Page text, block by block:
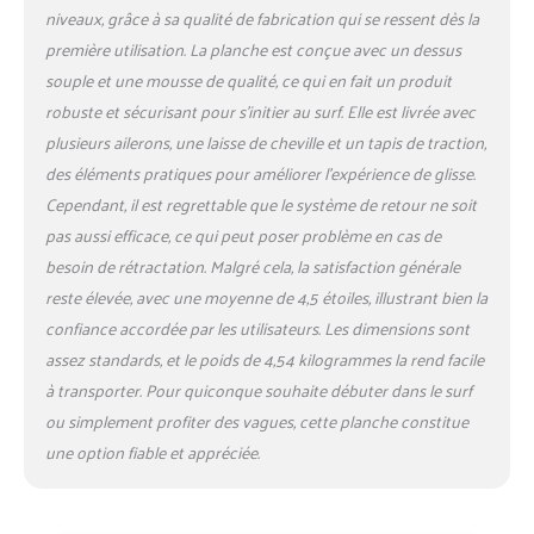
niveaux, grâce à sa qualité de fabrication qui se ressent dès la
première utilisation. La planche est conçue avec un dessus
souple et une mousse de qualité, ce qui en fait un produit
robuste et sécurisant pour s’initier au surf. Elle est livrée avec
plusieurs ailerons, une laisse de cheville et un tapis de traction,
des éléments pratiques pour améliorer l’expérience de glisse.
Cependant, il est regrettable que le système de retour ne soit
pas aussi efficace, ce qui peut poser problème en cas de
besoin de rétractation. Malgré cela, la satisfaction générale
reste élevée, avec une moyenne de 4,5 étoiles, illustrant bien la
confiance accordée par les utilisateurs. Les dimensions sont
assez standards, et le poids de 4,54 kilogrammes la rend facile
à transporter. Pour quiconque souhaite débuter dans le surf
ou simplement profiter des vagues, cette planche constitue
une option fiable et appréciée.